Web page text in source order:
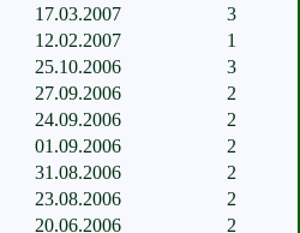
17.03.2007
3
12.02.2007
1
25.10.2006
3
27.09.2006
2
24.09.2006
2
01.09.2006
2
31.08.2006
2
23.08.2006
2
20.06.2006
2